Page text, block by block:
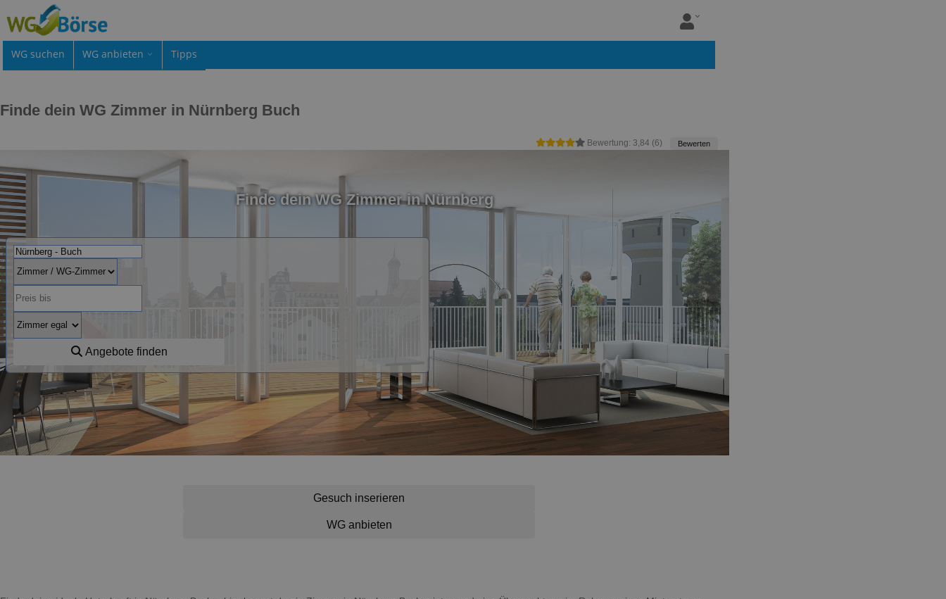
WG suchen WG anbieten Tipps
Finde dein WG Zimmer in Nürnberg Buch
Bewertung: 3,84 (6) Bewerten
Finde dein WG Zimmer in Nürnberg
Angebote finden
Gesuch inserieren
WG anbieten